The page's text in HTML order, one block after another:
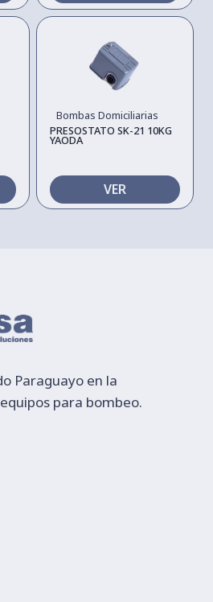
Bombas Domiciliarias
PRESOSTATO SK-21 10KG
YAODA
VER
Paraguayo en la
para bombeo.